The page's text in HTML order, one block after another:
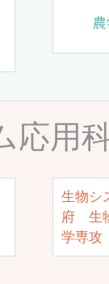
応用
生物シ
府 生
学専攻